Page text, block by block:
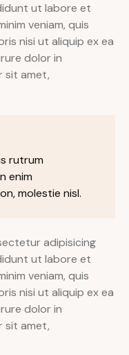
ut labore et
veniam, quis
nisi ut aliquip ex ea
dolor in
sit amet,
rutrum
enim
molestie nisl.
adipisicing
ut labore et
veniam, quis
nisi ut aliquip ex ea
dolor in
sit amet,